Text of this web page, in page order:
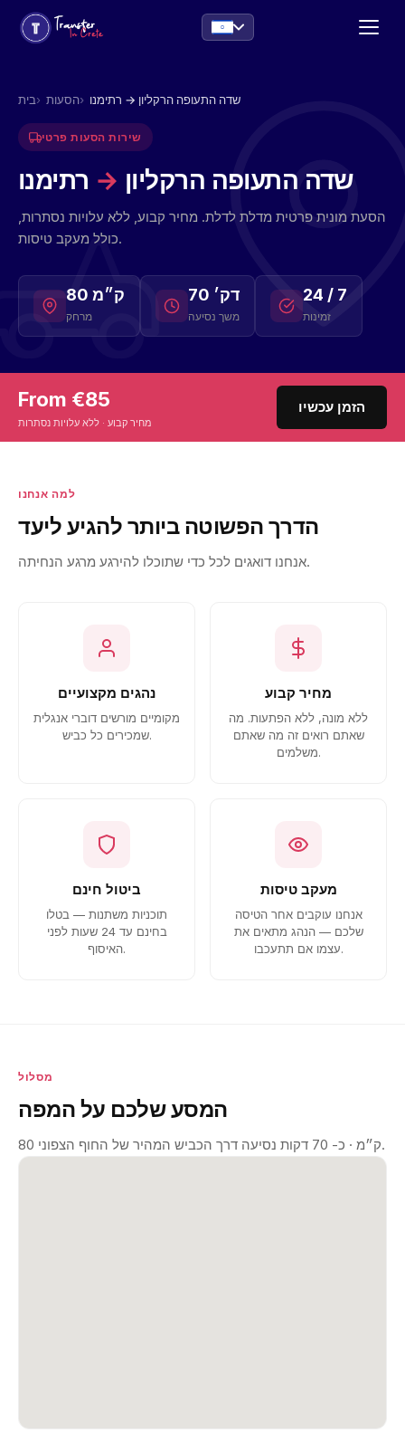
בית הסעות שדה התעופה הרקליון → רתימנו
שירות הסעות פרטי
שדה התעופה הרקליון → רתימנו
הסעת מונית פרטית מדלת לדלת. מחיר קבוע, ללא עלויות נסתרות,
כולל מעקב טיסות.
80 ק״מ
מרחק
70 דק׳
משך נסיעה
24 / 7
זמינות
From €85
מחיר קבוע · ללא עלויות נסתרות
הזמן עכשיו
למה אנחנו
הדרך הפשוטה ביותר להגיע ליעד
אנחנו דואגים לכל כדי שתוכלו להירגע מרגע הנחיתה.
נהגים מקצועיים
מקומיים מורשים דוברי אנגלית
שמכירים כל כביש.
מחיר קבוע
ללא מונה, ללא הפתעות. מה
שאתם רואים זה מה שאתם
משלמים.
ביטול חינם
תוכניות משתנות — בטלו
בחינם עד 24 שעות לפני
האיסוף.
מעקב טיסות
אנחנו עוקבים אחר הטיסה
שלכם — הנהג מתאים את
עצמו אם תתעכבו.
מסלול
המסע שלכם על המפה
80 ק״מ · כ- 70 דקות נסיעה דרך הכביש המהיר של החוף הצפוני.